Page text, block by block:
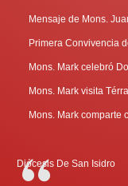
Mons. Mark celebró
Mons. Mark visita
Diócesis De San Isidro